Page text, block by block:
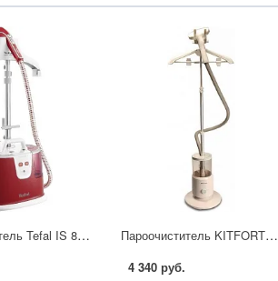
Пароочиститель Tefal IS 8380 в Москве Пароочиститель KITFORT KT-907 в Москве
4 340 руб.